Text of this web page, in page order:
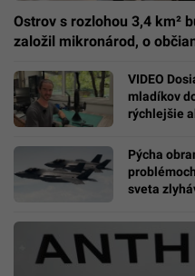
Ostrov s rozlohou 3,4 km²
založil mikronárod, o
VIDEO
mladíkov
rýchlejšie
Pýcha
sveta